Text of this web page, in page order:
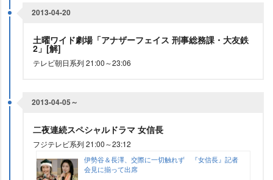
2013-04-20
土曜ワイド劇場「アナザーフェイス 刑事総務課・大友鉄
2」[解]
テレビ朝日系列 21:00～23:06
2013-04-05～
二夜連続スペシャルドラマ 女信長
フジテレビ系列 21:00～23:12
伊勢谷＆長澤、交際に一切触れず 『女信長』記者
会見に揃って出席